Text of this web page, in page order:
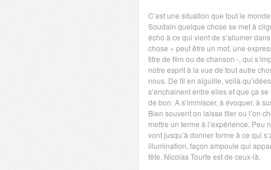
3 ans ago
C’est une situation que tout le
Soudain quelque chose se met à
écho à ce qui vient de s’allumer
chose » peut être un mot, une
titre de film ou de chanson -, qui
notre esprit à la vue de tout autre
nous. De fil en aiguille, voilà
s’enchainent entre elles et que ça
de bon. A s’immiscer, à évoquer, à
Bien souvent on laisse filer ou l’on
mettre un terme à l’expérience. Peu
vont jusqu’à donner forme à ce qui
illumination, façon ampoule qui
tête. Nicolas Tourte est de ceux-là.